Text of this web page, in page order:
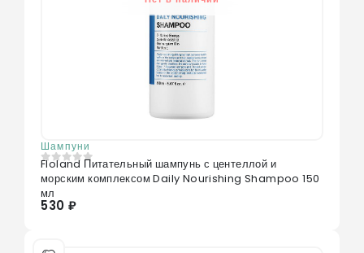
Шампуни
0из 5
Floland Питательный шампунь с центеллой и
морским комплексом Daily Nourishing Shampoo 150
мл
530 ₽